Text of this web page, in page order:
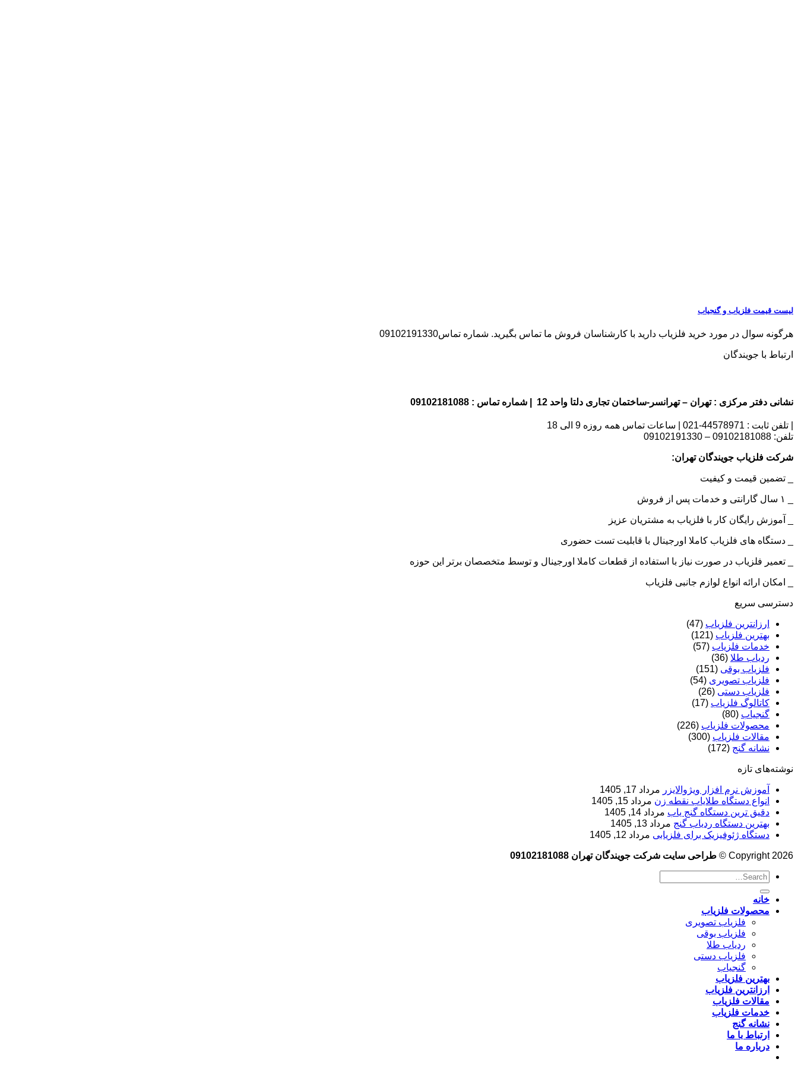
لیست قیمت فلزیاب و گنجیاب
هرگونه سوال در مورد خرید فلزیاب دارید با کارشناسان فروش ما تماس بگیرید. شماره تماس09102191330
ارتباط با جویندگان
نشانی دفتر مرکزی : تهران – تهرانسر-ساختمان تجاری دلتا واحد 12 | شماره تماس : 09102181088
| تلفن ثابت : 44578971-021 | ساعات تماس همه روزه 9 الی 18
تلفن: 09102181088 – 09102191330
شرکت فلزیاب جویندگان تهران:
_ تضمین قیمت و کیفیت
_ آموزش رایگان کار با فلزیاب به مشتریان عزیز
_ دستگاه های فلزیاب کاملا اورجینال با قابلیت تست حضوری
_ تعمیر فلزیاب در صورت نیاز با استفاده از قطعات کاملا اورجینال و توسط متخصصان برتر این حوزه
_ امکان ارائه انواع لوازم جانبی فلزیاب
دسترسی سریع
ارزانترین فلزیاب (47)
بهترین فلزیاب (121)
خدمات فلزیاب (57)
ردیاب طلا (36)
فلزیاب بوقی (151)
فلزیاب تصویری (54)
فلزیاب دستی (26)
کاتالوگ فلزیاب (17)
گنجیاب (80)
محصولات فلزیاب (226)
مقالات فلزیاب (300)
نشانه گنج (172)
نوشته‌های تازه
آموزش نرم‌ افزار ویژوالایزر مرداد 17, 1405
انواع دستگاه طلایاب نقطه زن مرداد 15, 1405
دقیق ترین دستگاه گنج یاب مرداد 14, 1405
بهترین دستگاه ردیاب گنج مرداد 13, 1405
دستگاه ژئوفیزیک برای فلزیابی مرداد 12, 1405
Copyright 2026 © طراحی سایت شرکت جویندگان تهران 09102181088
خانه
محصولات فلزیاب
فلزیاب تصویری
فلزیاب بوقی
ردیاب طلا
فلزیاب دستی
گنجیاب
بهترین فلزیاب
ارزانترین فلزیاب
مقالات فلزیاب
خدمات فلزیاب
نشانه گنج
ارتباط با ما
درباره ما